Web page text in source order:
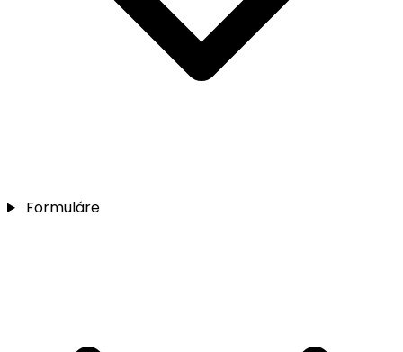
Formuláre